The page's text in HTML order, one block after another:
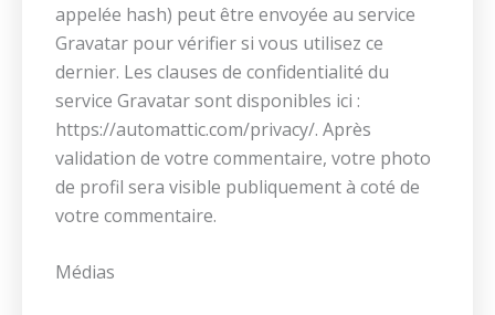
appelée hash) peut être envoyée au service
Gravatar pour vérifier si vous utilisez ce
dernier. Les clauses de confidentialité du
service Gravatar sont disponibles ici :
https://automattic.com/privacy/. Après
validation de votre commentaire, votre photo
de profil sera visible publiquement à coté de
votre commentaire.
Médias